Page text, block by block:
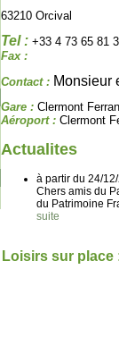
63210 Orcival
Tel : +33 4 73 65 81
Fax :
Contact : Monsieur
Gare : Clermont
Aéroport : Clermont
Actualites
à partir du 24/
Chers amis du
du Patrimoine
suite
Loisirs sur place